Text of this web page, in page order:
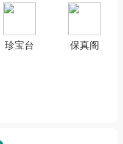
珍宝台 保真阁